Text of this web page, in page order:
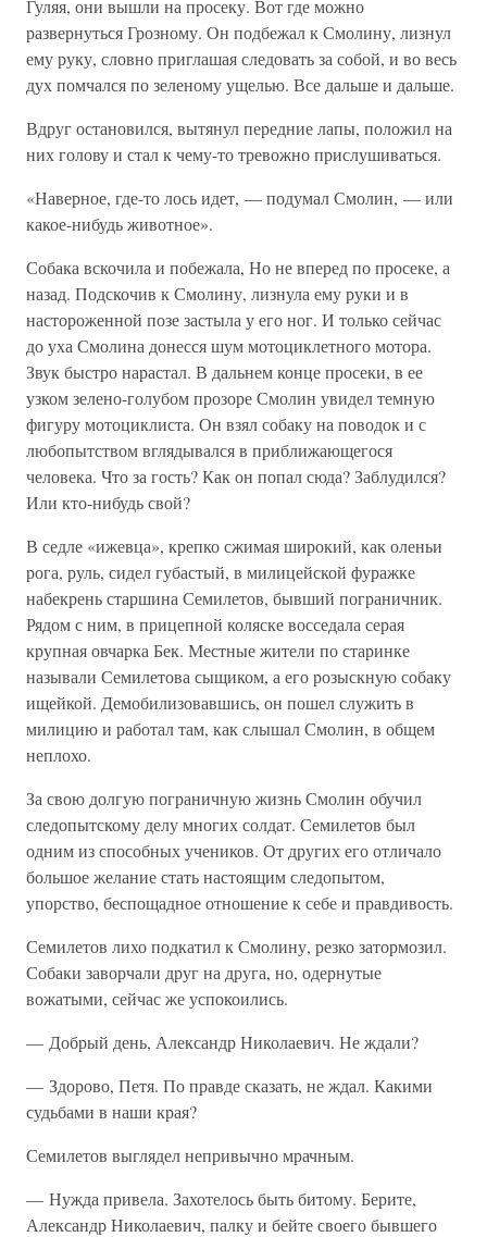
Гуляя, они вышли на просеку. Вот где можно
развернуться Грозному. Он подбежал к Смолину, лизнул
ему руку, словно приглашая следовать за собой, и во весь
дух помчался по зеленому ущелью. Все дальше и дальше.
Вдруг остановился, вытянул передние лапы, положил на
них голову и стал к чему-то тревожно прислушиваться.
«Наверное, где-то лось идет, — подумал Смолин, — или
какое-нибудь животное».
Собака вскочила и побежала, Но не вперед по просеке, а
назад. Подскочив к Смолину, лизнула ему руки и в
настороженной позе застыла у его ног. И только сейчас
до уха Смолина донесся шум мотоциклетного мотора.
Звук быстро нарастал. В дальнем конце просеки, в ее
узком зелено-голубом прозоре Смолин увидел темную
фигуру мотоциклиста. Он взял собаку на поводок и с
любопытством вглядывался в приближающегося
человека. Что за гость? Как он попал сюда? Заблудился?
Или кто-нибудь свой?
В седле «ижевца», крепко сжимая широкий, как оленьи
рога, руль, сидел губастый, в милицейской фуражке
набекрень старшина Семилетов, бывший пограничник.
Рядом с ним, в прицепной коляске восседала серая
крупная овчарка Бек. Местные жители по старинке
называли Семилетова сыщиком, а его розыскную собаку
ищейкой. Демобилизовавшись, он пошел служить в
милицию и работал там, как слышал Смолин, в общем
неплохо.
За свою долгую пограничную жизнь Смолин обучил
следопытскому делу многих солдат. Семилетов был
одним из способных учеников. От других его отличало
большое желание стать настоящим следопытом,
упорство, беспощадное отношение к себе и правдивость.
Семилетов лихо подкатил к Смолину, резко затормозил.
Собаки заворчали друг на друга, но, одернутые
вожатыми, сейчас же успокоились.
— Добрый день, Александр Николаевич. Не ждали?
— Здорово, Петя. По правде сказать, не ждал. Какими
судьбами в наши края?
Семилетов выглядел непривычно мрачным.
— Нужда привела. Захотелось быть битому. Берите,
Александр Николаевич, палку и бейте своего бывшего